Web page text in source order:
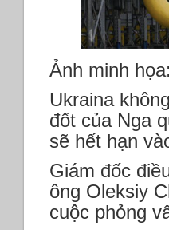
Ảnh minh
Ukraina
đốt của Nga
sẽ ​​hết hạn
Giám đốc
ông Oleksiy
cuộc phỏng